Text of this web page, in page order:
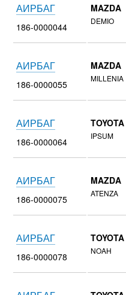
АИРБАГ
186-0000044
MAZDA
DEMIO
АИРБАГ
186-0000055
MAZDA
MILLENIA
АИРБАГ
186-0000064
TOYOTA
IPSUM
АИРБАГ
186-0000075
MAZDA
ATENZA
АИРБАГ
186-0000078
TOYOTA
NOAH